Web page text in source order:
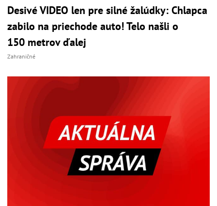
Desivé VIDEO len pre silné žalúdky: Chlapca
zabilo na priechode auto! Telo našli o
150 metrov ďalej
Zahraničné